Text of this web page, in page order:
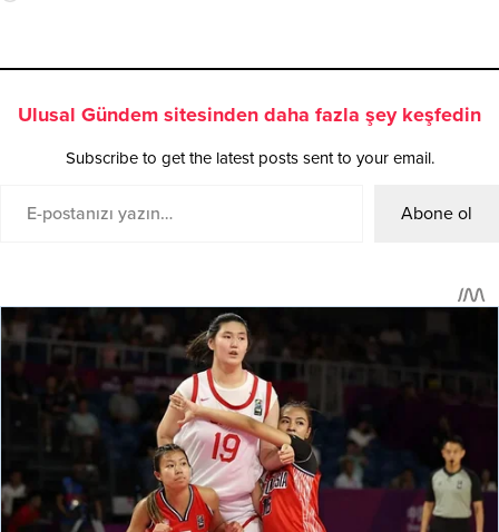
Ulusal Gündem sitesinden daha fazla şey keşfedin
Subscribe to get the latest posts sent to your email.
Abone ol